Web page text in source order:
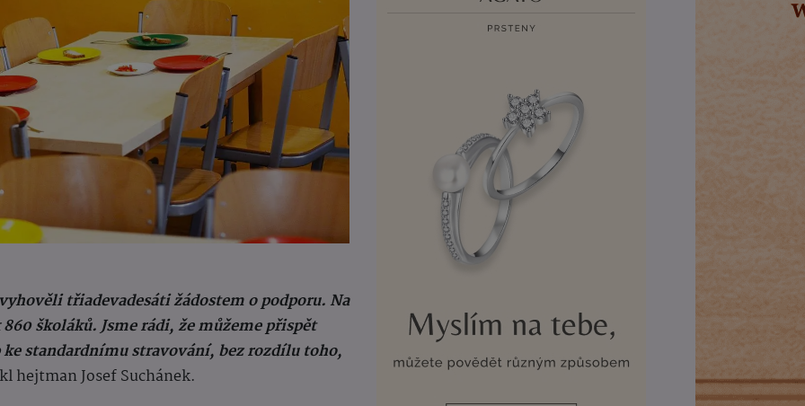
třiadevadesáti žádostem o podporu. Na
školáků. Jsme rádi, že můžeme přispět
standardnímu stravování, bez rozdílu toho,
hejtman Josef Suchánek.